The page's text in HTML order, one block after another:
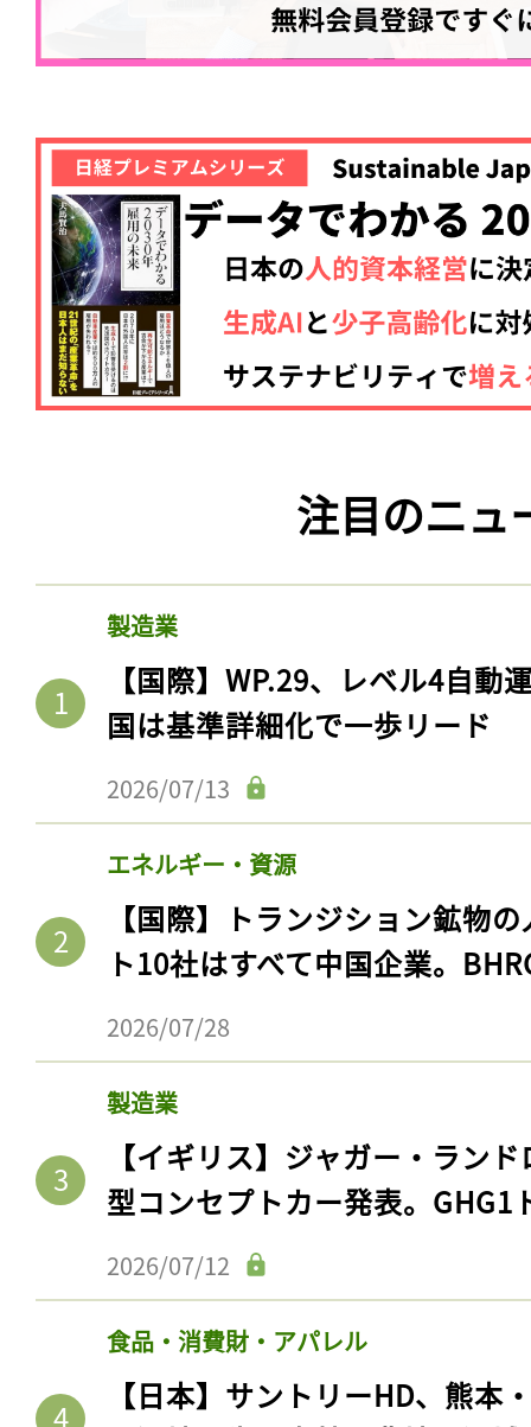
注目のニュ
製造業
【国際】WP.29、レベル4自動
国は基準詳細化で一歩リード
2026/07/13
エネルギー・資源
【国際】トランジション鉱物
ト10社はすべて中国企業。
2026/07/28
製造業
【イギリス】ジャガー・ラン
型コンセプトカー発表。GHG1
2026/07/12
食品・消費財・アパレル
【日本】サントリーHD、熊本